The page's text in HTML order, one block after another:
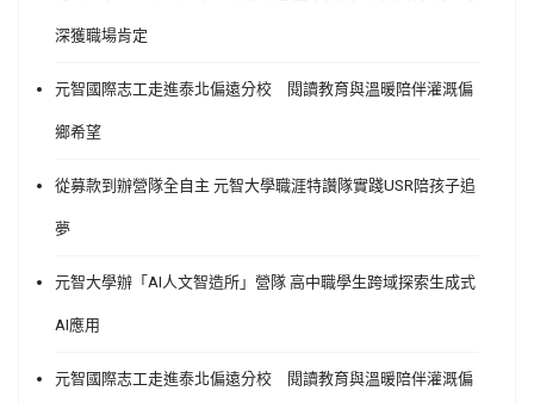
深獲職場肯定
元智國際志工走進泰北偏遠分校 閱讀教育與溫暖陪伴灌溉偏
鄉希望
從募款到辦營隊全自主 元智大學職涯特讚隊實踐USR陪孩子追
夢
元智大學辦「AI人文智造所」營隊 高中職學生跨域探索生成式
AI應用
元智國際志工走進泰北偏遠分校 閱讀教育與溫暖陪伴灌溉偏